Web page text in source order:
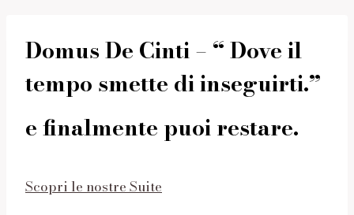
Domus De Cinti – “ Dove il
tempo smette di inseguirti.”
e finalmente puoi restare.
Scopri le nostre Suite